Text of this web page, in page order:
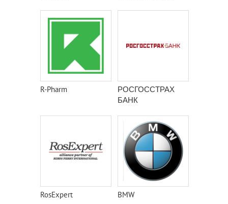
R-Pharm
РОСГОССТРАХ
БАНК
RosExpert BMW